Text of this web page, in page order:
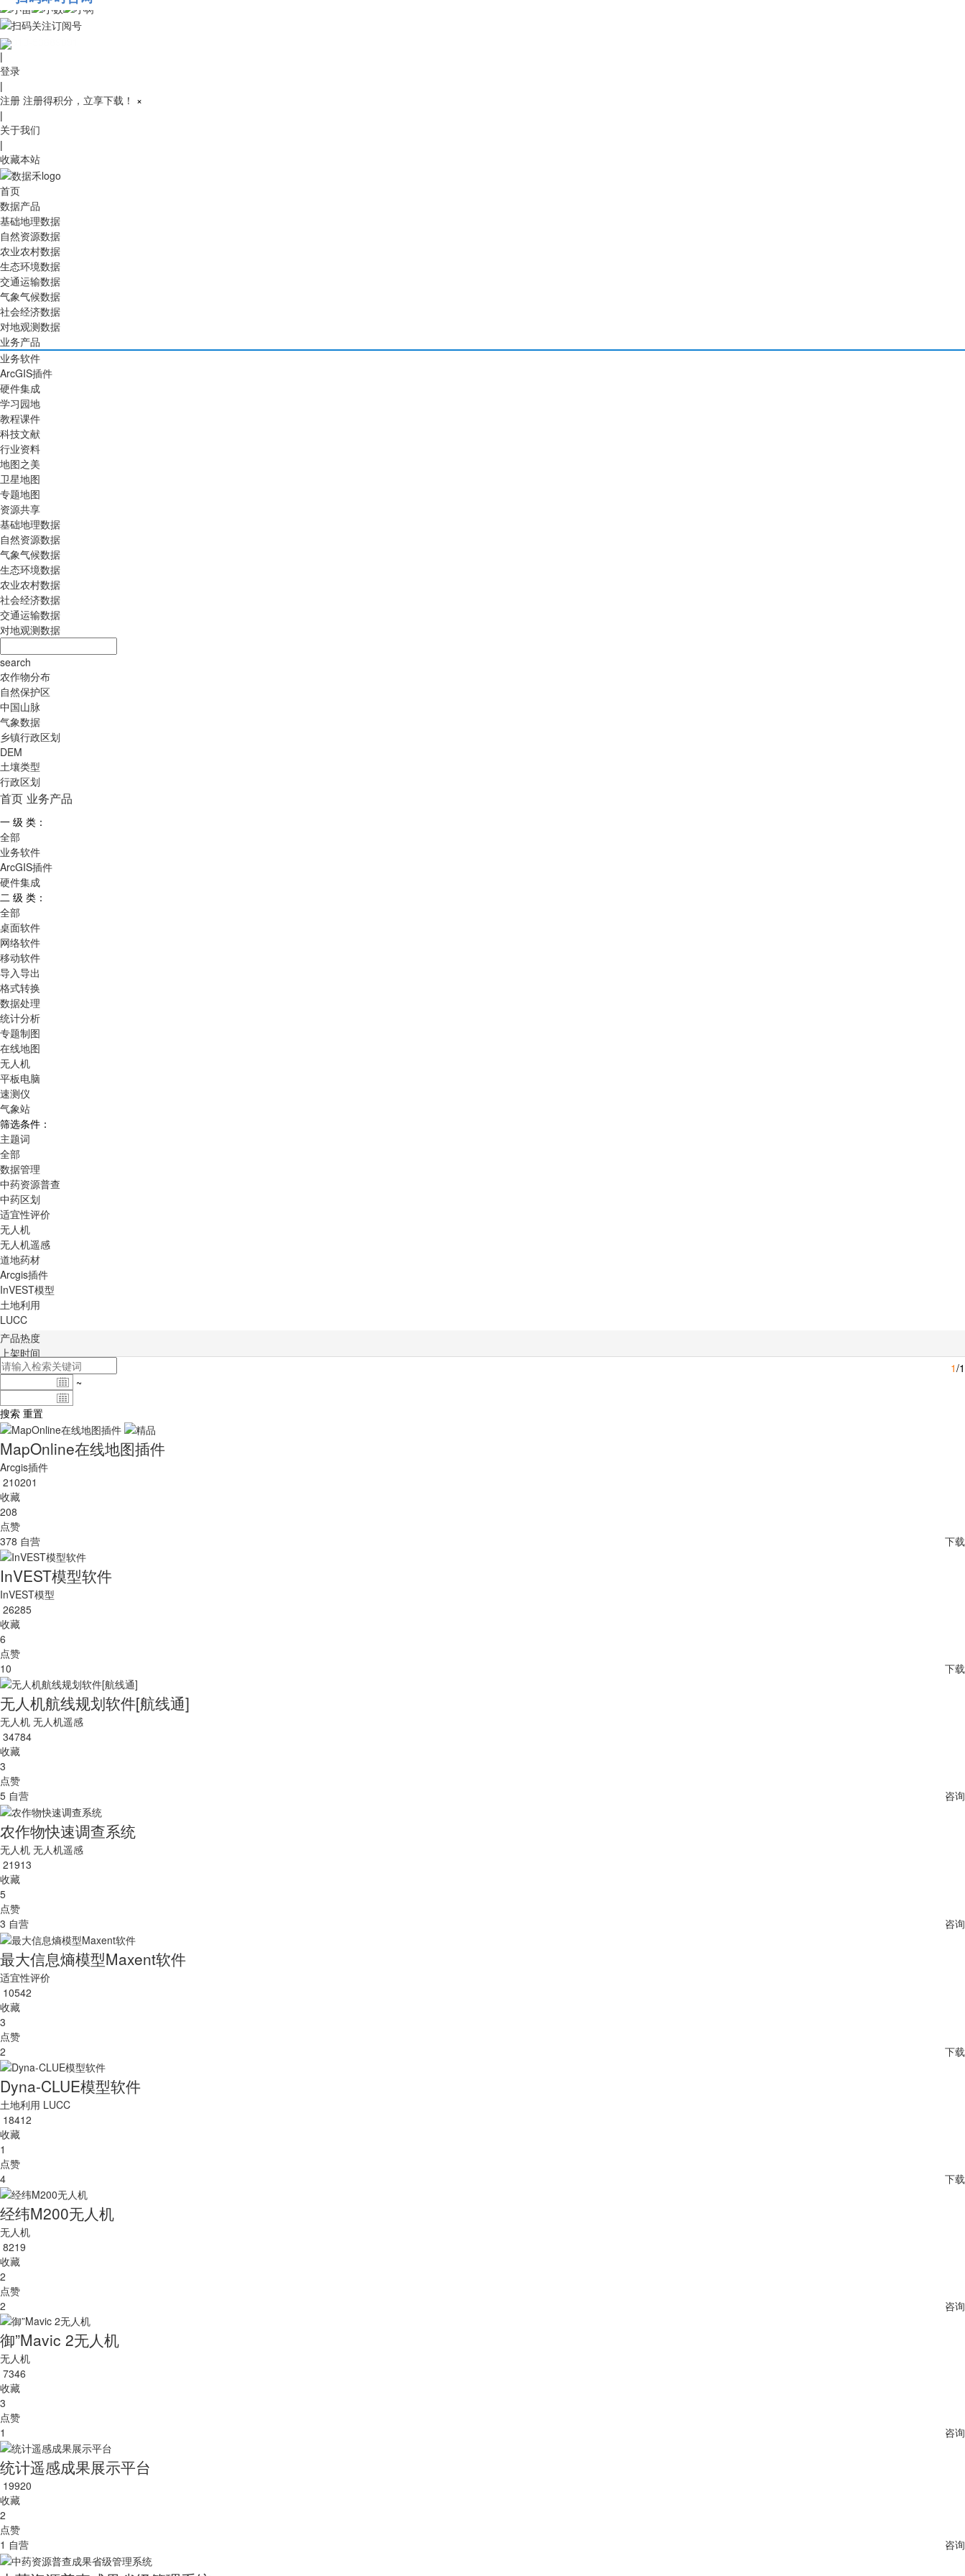
010-53689091
|
登录
|
注册 注册得积分，立享下载！ ×
|
关于我们
|
收藏本站
首页
数据产品
基础地理数据
自然资源数据
农业农村数据
生态环境数据
交通运输数据
气象气候数据
社会经济数据
对地观测数据
业务产品
业务软件
ArcGIS插件
硬件集成
学习园地
教程课件
科技文献
行业资料
地图之美
卫星地图
专题地图
资源共享
基础地理数据
自然资源数据
气象气候数据
生态环境数据
农业农村数据
社会经济数据
交通运输数据
对地观测数据
search
农作物分布
自然保护区
中国山脉
气象数据
乡镇行政区划
DEM
土壤类型
行政区划
首页 业务产品
一 级 类：
全部
业务软件
ArcGIS插件
硬件集成
二 级 类：
全部
桌面软件
网络软件
移动软件
导入导出
格式转换
数据处理
统计分析
专题制图
在线地图
无人机
平板电脑
速测仪
气象站
筛选条件：
主题词
全部
数据管理
中药资源普查
中药区划
适宜性评价
无人机
无人机遥感
道地药材
Arcgis插件
InVEST模型
土地利用
LUCC
产品热度
上架时间
1/1
~
搜索 重置
MapOnline在线地图插件
Arcgis插件
210201
收藏
208
点赞
378 自营 下载
InVEST模型软件
InVEST模型
26285
收藏
6
点赞
10
下载
无人机航线规划软件[航线通]
无人机 无人机遥感
34784
收藏
3
点赞
5 自营 咨询
农作物快速调查系统
无人机 无人机遥感
21913
收藏
5
点赞
3 自营 咨询
最大信息熵模型Maxent软件
适宜性评价
10542
收藏
3
点赞
2
下载
Dyna-CLUE模型软件
土地利用 LUCC
18412
收藏
1
点赞
4
下载
经纬M200无人机
无人机
8219
收藏
2
点赞
2
咨询
御”Mavic 2无人机
无人机
7346
收藏
3
点赞
1
咨询
统计遥感成果展示平台
19920
收藏
2
点赞
1 自营 咨询